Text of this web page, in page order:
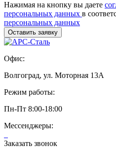
Нажимая на кнопку вы даете
персональных данных в
персональных данных
Офис:
Волгоград, ул. Моторная 13А
Режим работы:
Пн-Пт 8:00-18:00
Мессенджеры:
Заказать звонок